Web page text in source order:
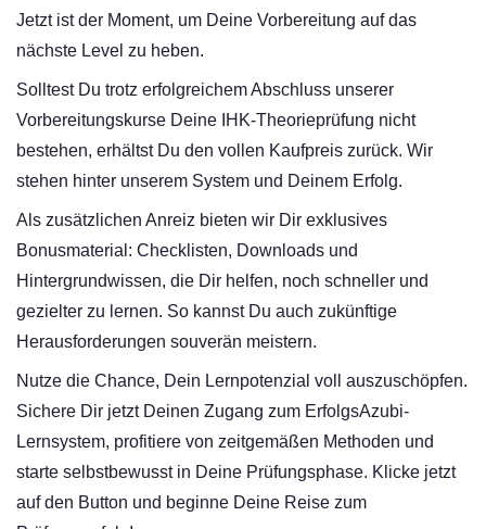
Jetzt ist der Moment, um Deine Vorbereitung auf das
nächste Level zu heben.
Solltest Du trotz erfolgreichem Abschluss unserer
Vorbereitungskurse Deine IHK-Theorieprüfung nicht
bestehen, erhältst Du den vollen Kaufpreis zurück. Wir
stehen hinter unserem System und Deinem Erfolg.
Als zusätzlichen Anreiz bieten wir Dir exklusives
Bonusmaterial: Checklisten, Downloads und
Hintergrundwissen, die Dir helfen, noch schneller und
gezielter zu lernen. So kannst Du auch zukünftige
Herausforderungen souverän meistern.
Nutze die Chance, Dein Lernpotenzial voll auszuschöpfen.
Sichere Dir jetzt Deinen Zugang zum ErfolgsAzubi-
Lernsystem, profitiere von zeitgemäßen Methoden und
starte selbstbewusst in Deine Prüfungsphase. Klicke jetzt
auf den Button und beginne Deine Reise zum